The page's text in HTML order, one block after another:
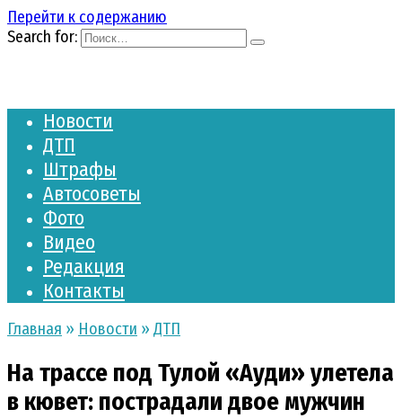
Перейти к содержанию
Search for:
Новости
ДТП
Штрафы
Автосоветы
Фото
Видео
Редакция
Контакты
Главная » Новости » ДТП
На трассе под Тулой «Ауди» улетела
в кювет: пострадали двое мужчин